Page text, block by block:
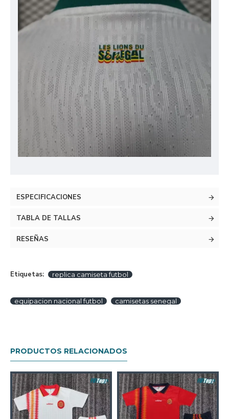
ESPECIFICACIONES
TABLA DE TALLAS
RESEÑAS
Etiquetas: replica camiseta futbol
equipacion nacional futbol camisetas senegal
PRODUCTOS RELACIONADOS